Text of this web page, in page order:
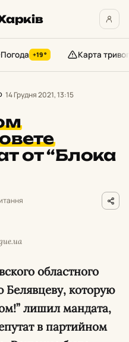
Погода +19° Карта тривог
14 Грудня 2021, 13:15
от “Блока
областного
Белявцеву, которую
лишил мандата,
в партийном